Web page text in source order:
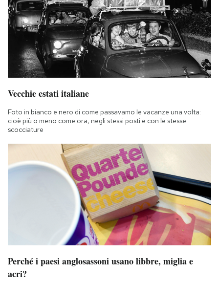
Vecchie estati italiane
Foto in bianco e nero di come passavamo le vacanze una volta:
cioè più o meno come ora, negli stessi posti e con le stesse
scocciature
Perché i paesi anglosassoni usano libbre, miglia e
acri?